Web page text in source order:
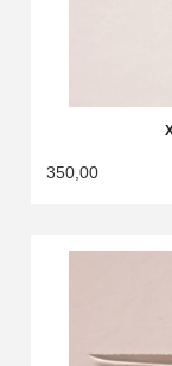
350,00